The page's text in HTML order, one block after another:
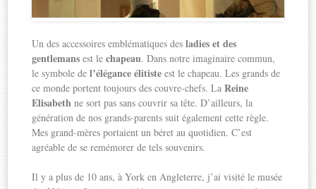
Un des accessoires emblématiques desladies et des
gentlemans est lechapeau. Dans notre imaginaire commun,
le symbole del’élégance élitiste est le chapeau. Les grands de
ce monde portent toujours des couvre-chefs. LaReine
Elisabeth ne sort pas sans couvrir sa tête. D’ailleurs, la
génération de nos grands-parents suit également cette règle.
Mes grand-mères portaient un béret au quotidien. C’est
agréable de se remémorer de tels souvenirs.
Il y a plus de 10 ans, à York en Angleterre, j’ai visité le musée